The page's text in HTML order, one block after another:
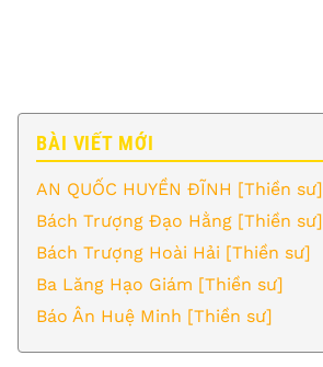
BÀI VIẾT MỚI
AN QUỐC HUYỀN ĐĨNH [Thiền sư]
Bách Trượng Đạo Hằng [Thiền sư]
Bách Trượng Hoài Hải [Thiền sư]
Ba Lăng Hạo Giám [Thiền sư]
Báo Ân Huệ Minh [Thiền sư]